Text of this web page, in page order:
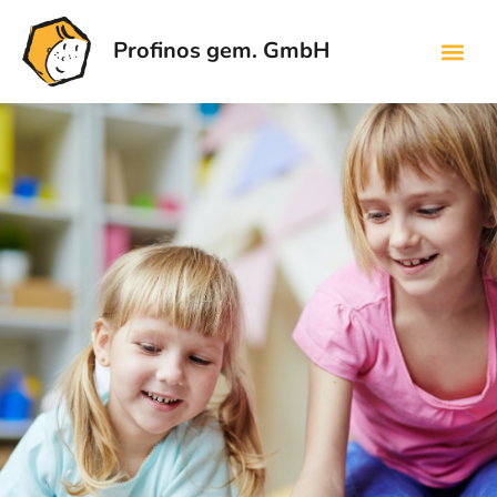
Profinos gem. GmbH